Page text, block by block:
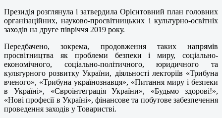
Президія розглянула і затвердила Орієнтовний план головних
організаційних, науково-просвітницьких і культурно-освітніх
заходів на друге півріччя 2019 року.
Передбачено, зокрема, продовження таких напрямів
просвітництва як проблеми безпеки і миру, соціально-
економічного, соціально-політичного, юридичного та
культурного розвитку України, діяльності лекторіїв «Трибуна
вченого», «Трибуна українознавця», «Питання миру і безпеки
в Україні», «Євроінтеграція України», «Будьмо здорові!»,
«Нові професії в Україні», фінансове та побутове забезпечення
проведення заходів у Товаристві.